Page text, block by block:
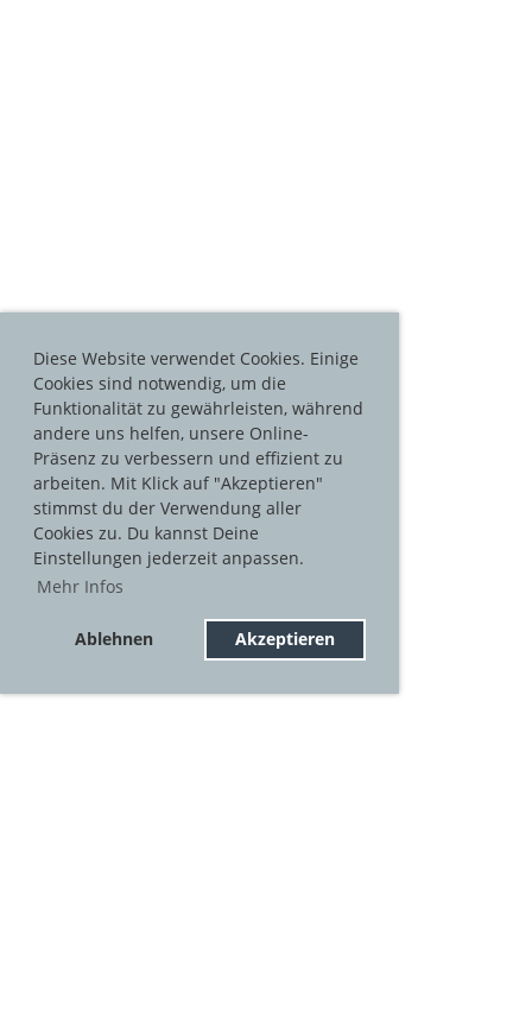
Diese Website verwendet Cookies. Einige
Cookies sind notwendig, um die
Funktionalität zu gewährleisten, während
andere uns helfen, unsere Online-
Präsenz zu verbessern und effizient zu
arbeiten. Mit Klick auf "Akzeptieren"
stimmst du der Verwendung aller
Cookies zu. Du kannst Deine
Einstellungen jederzeit anpassen.
Mehr Infos
Ablehnen Akzeptieren